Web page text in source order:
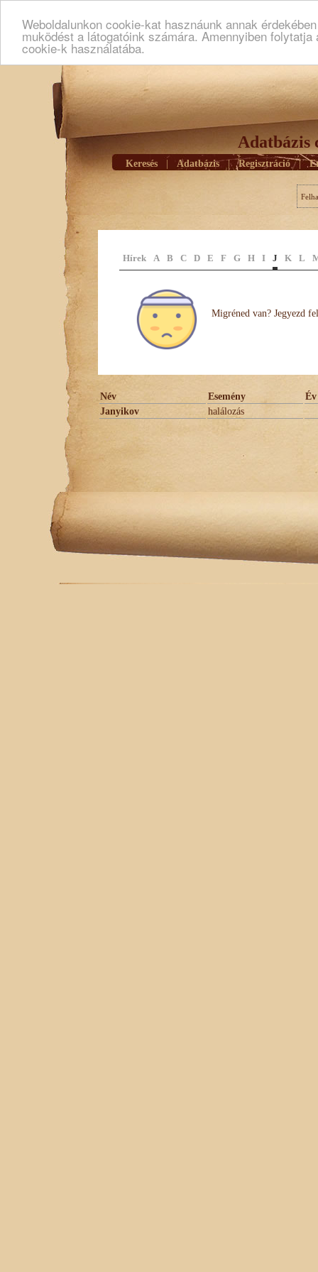
Weboldalunkon cookie-kat hasznáunk annak
muködést a látogatóink számára. Amennyiben
cookie-k használatába.
Adatbázis
Keresés Adatbázis | Regisztráció |
Hírek A B C D E F G H I J K L
Migréned van? Jegyezd
Név Esemény
Év
Janyikov
halálozás